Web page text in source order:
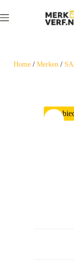
Home/ Merken/